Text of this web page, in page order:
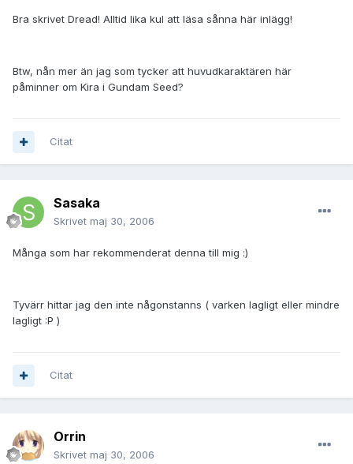
Bra skrivet Dread! Alltid lika kul att läsa sånna här inlägg!
Btw, nån mer än jag som tycker att huvudkaraktären här
påminner om Kira i Gundam Seed?
Citat
Sasaka
Skrivet maj 30, 2006
Många som har rekommenderat denna till mig :)
Tyvärr hittar jag den inte någonstanns ( varken lagligt eller mindre
lagligt :P )
Citat
Orrin
Skrivet maj 30, 2006